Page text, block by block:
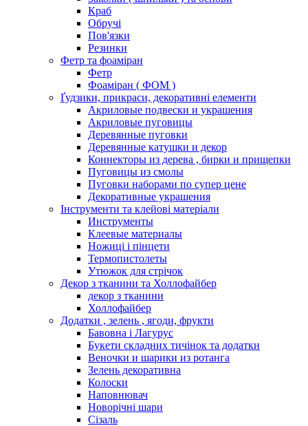
Краб
Обручі
Пов'язки
Резинки
Фетр та фоаміран
Фетр
Фоаміран ( ФОМ )
Ґудзики, прикраси, декоративні елементи
Акриловые подвески и украшения
Акриловые пуговицы
Деревянные пуговки
Деревянные катушки и декор
Коннекторы из дерева , бирки и прищепки
Пуговицы из смолы
Пуговки наборами по супер цене
Декоративные украшения
Інструменти та клейові матеріали
Инструменты
Клеевые материалы
Ножиці і пінцети
Термопистолеты
Утюжок для стрічок
Декор з тканини та Холлофайбер
декор з тканини
Холлофайбер
Додатки , зелень , ягоди, фрукти
Бавовна і Лагурус
Букети складних тичінок та додатки
Веночки и шарики из ротанга
Зелень декоративна
Колоски
Наповнювач
Новорічні шари
Сізаль